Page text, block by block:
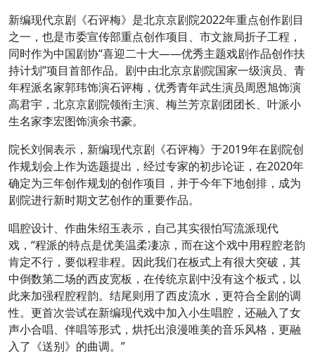
新编现代京剧《石评梅》是北京京剧院2022年重点创作剧目
之一，也是市委宣传部重点创作项目、市文旅局折子工程，
同时作为中国剧协“喜迎二十大——优秀主题戏剧作品创作扶
持计划”项目首部作品。剧中由北京京剧院国家一级演员、青
年程派名家郭玮饰演石评梅，优秀青年武生演员周恩旭饰演
高君宇，北京京剧院领衔主演、梅兰芳京剧团团长、叶派小
生名家李宏图饰演余书豪。
院长刘侗表示，新编现代京剧《石评梅》于2019年在剧院创
作规划会上作为选题提出，经过专家的初步论证，在2020年
确定为三年创作规划的创作项目，并于今年下地创排，成为
剧院进行新时期文艺创作的重要作品。
唱腔设计、作曲朱绍玉表示，自己其实很怕写流派现代
戏，“程派的特点是优美温柔凄凉，而在这个戏中用程腔老韵
肯定不行，要似程非程。因此我们在板式上有很大突破，其
中倒数第二场的西皮宽板，在传统京剧中没有这个板式，以
此来加强程腔程韵。结尾则用了西皮流水，更符合全剧的调
性。更首次尝试在新编现代戏中加入小生唱腔，还融入了女
声小合唱、伴唱等形式，烘托出浪漫唯美的音乐风格，更融
入了《送别》的曲调。”